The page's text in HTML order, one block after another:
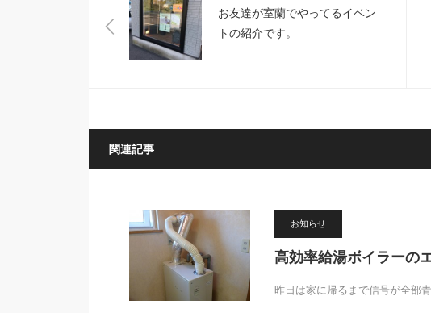
お友達が室蘭でやってるイベン
トの紹介です。
関連記事
お知らせ
高効率給湯ボイラーの
昨日は家に帰るまで信号が全部